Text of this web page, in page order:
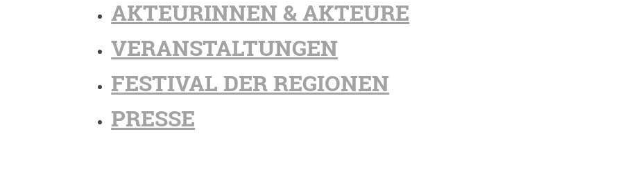
AKTEURINNEN & AKTEURE
VERANSTALTUNGEN
FESTIVAL DER REGIONEN
PRESSE